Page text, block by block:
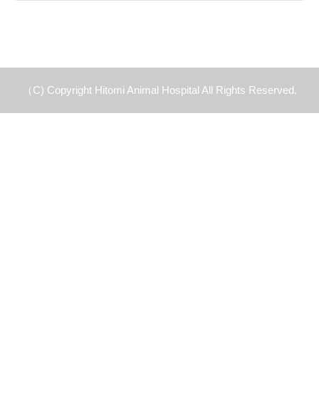
（C) Copyright Hitomi Animal Hospital All Rights Reserved.